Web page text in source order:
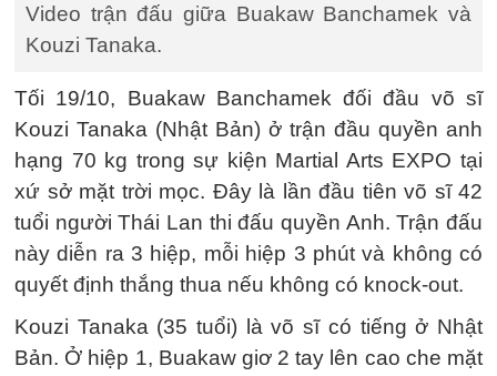
Video trận đấu giữa Buakaw Banchamek và
Kouzi Tanaka.
Tối 19/10, Buakaw Banchamek đối đầu võ sĩ
Kouzi Tanaka (Nhật Bản) ở trận đầu quyền anh
hạng 70 kg trong sự kiện Martial Arts EXPO tại
xứ sở mặt trời mọc. Đây là lần đầu tiên võ sĩ 42
tuổi người Thái Lan thi đấu quyền Anh. Trận đấu
này diễn ra 3 hiệp, mỗi hiệp 3 phút và không có
quyết định thắng thua nếu không có knock-out.
Kouzi Tanaka (35 tuổi) là võ sĩ có tiếng ở Nhật
Bản. Ở hiệp 1, Buakaw giơ 2 tay lên cao che mặt